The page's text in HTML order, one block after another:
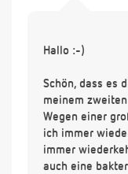
Hallo :-)
Schön, dass es
meinem
Wegen einer
ich immer
immer
auch eine